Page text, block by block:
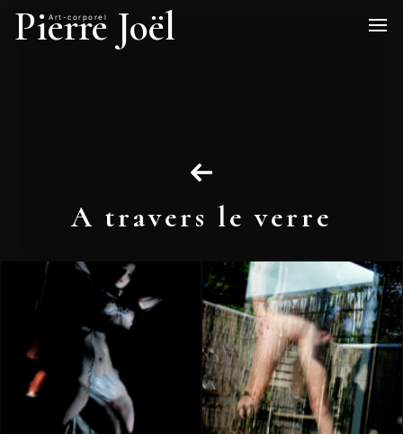
Pierre Joël
Art-corporel
A travers le verre